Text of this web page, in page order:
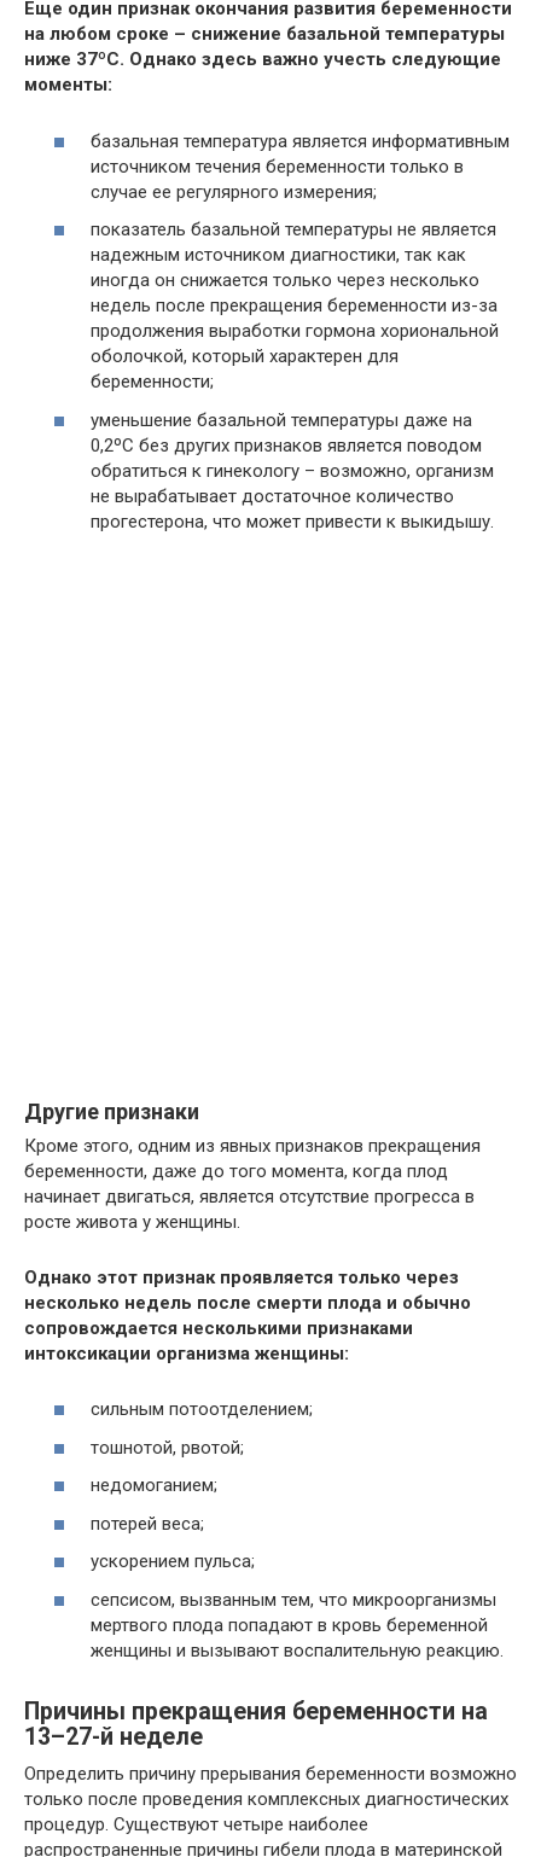
Еще один признак окончания развития беременности
на любом сроке – снижение базальной температуры
ниже 37ºC. Однако здесь важно учесть следующие
моменты:
базальная температура является информативным
источником течения беременности только в
случае ее регулярного измерения;
показатель базальной температуры не является
надежным источником диагностики, так как
иногда он снижается только через несколько
недель после прекращения беременности из-за
продолжения выработки гормона хориональной
оболочкой, который характерен для
беременности;
уменьшение базальной температуры даже на
0,2ºC без других признаков является поводом
обратиться к гинекологу – возможно, организм
не вырабатывает достаточное количество
прогестерона, что может привести к выкидышу.
Другие признаки
Кроме этого, одним из явных признаков прекращения
беременности, даже до того момента, когда плод
начинает двигаться, является отсутствие прогресса в
росте живота у женщины.
Однако этот признак проявляется только через
несколько недель после смерти плода и обычно
сопровождается несколькими признаками
интоксикации организма женщины:
сильным потоотделением;
тошнотой, рвотой;
недомоганием;
потерей веса;
ускорением пульса;
сепсисом, вызванным тем, что микроорганизмы
мертвого плода попадают в кровь беременной
женщины и вызывают воспалительную реакцию.
Причины прекращения беременности на
13–27-й неделе
Определить причину прерывания беременности возможно
только после проведения комплексных диагностических
процедур. Существуют четыре наиболее
распространенные причины гибели плода в материнской